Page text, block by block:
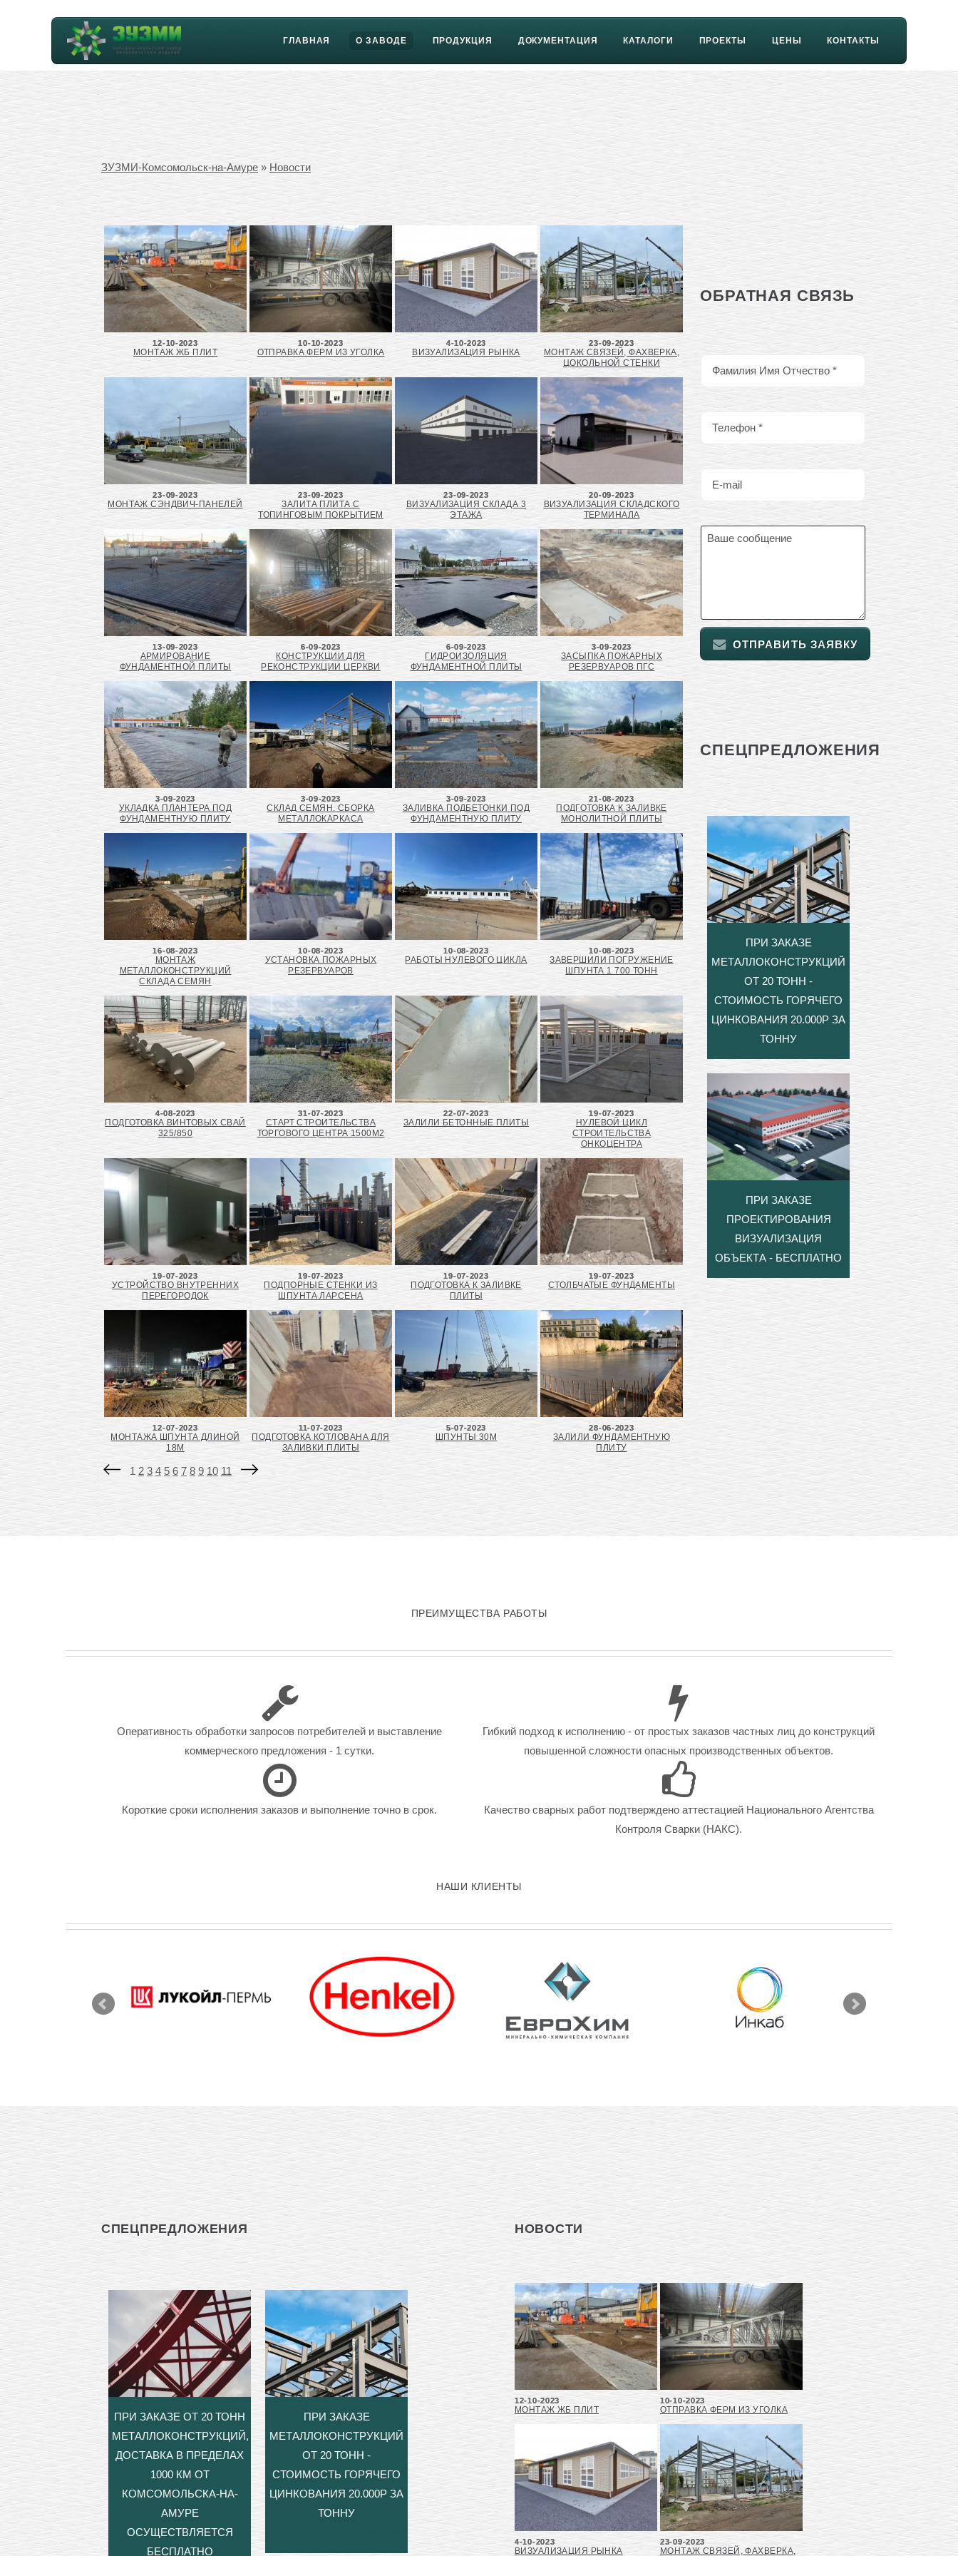
ГЛАВНАЯ О ЗАВОДЕ ПРОДУКЦИЯ ДОКУМЕНТАЦИЯ КАТАЛОГИ ПРОЕКТЫ ЦЕНЫ КОНТАКТЫ
ЗУЗМИ-Комсомольск-на-Амуре » Новости
12-10-2023
МОНТАЖ ЖБ ПЛИТ
10-10-2023
ОТПРАВКА ФЕРМ ИЗ УГОЛКА
4-10-2023
ВИЗУАЛИЗАЦИЯ РЫНКА
23-09-2023
МОНТАЖ СВЯЗЕЙ, ФАХВЕРКА,
ЦОКОЛЬНОЙ СТЕНКИ
23-09-2023
МОНТАЖ СЭНДВИЧ-ПАНЕЛЕЙ
23-09-2023
ЗАЛИТА ПЛИТА С
ТОПИНГОВЫМ ПОКРЫТИЕМ
23-09-2023
ВИЗУАЛИЗАЦИЯ СКЛАДА 3
ЭТАЖА
20-09-2023
ВИЗУАЛИЗАЦИЯ СКЛАДСКОГО
ТЕРМИНАЛА
13-09-2023
АРМИРОВАНИЕ
ФУНДАМЕНТНОЙ ПЛИТЫ
6-09-2023
КОНСТРУКЦИИ ДЛЯ
РЕКОНСТРУКЦИИ ЦЕРКВИ
6-09-2023
ГИДРОИЗОЛЯЦИЯ
ФУНДАМЕНТНОЙ ПЛИТЫ
3-09-2023
ЗАСЫПКА ПОЖАРНЫХ
РЕЗЕРВУАРОВ ПГС
3-09-2023
УКЛАДКА ПЛАНТЕРА ПОД
ФУНДАМЕНТНУЮ ПЛИТУ
3-09-2023
СКЛАД СЕМЯН. СБОРКА
МЕТАЛЛОКАРКАСА
3-09-2023
ЗАЛИВКА ПОДБЕТОНКИ ПОД
ФУНДАМЕНТНУЮ ПЛИТУ
21-08-2023
ПОДГОТОВКА К ЗАЛИВКЕ
МОНОЛИТНОЙ ПЛИТЫ
16-08-2023
МОНТАЖ
МЕТАЛЛОКОНСТРУКЦИЙ
СКЛАДА СЕМЯН
10-08-2023
УСТАНОВКА ПОЖАРНЫХ
РЕЗЕРВУАРОВ
10-08-2023
РАБОТЫ НУЛЕВОГО ЦИКЛА
10-08-2023
ЗАВЕРШИЛИ ПОГРУЖЕНИЕ
ШПУНТА 1 700 ТОНН
4-08-2023
ПОДГОТОВКА ВИНТОВЫХ СВАЙ
325/850
31-07-2023
СТАРТ СТРОИТЕЛЬСТВА
ТОРГОВОГО ЦЕНТРА 1500М2
22-07-2023
ЗАЛИЛИ БЕТОННЫЕ ПЛИТЫ
19-07-2023
НУЛЕВОЙ ЦИКЛ
СТРОИТЕЛЬСТВА
ОНКОЦЕНТРА
19-07-2023
УСТРОЙСТВО ВНУТРЕННИХ
ПЕРЕГОРОДОК
19-07-2023
ПОДПОРНЫЕ СТЕНКИ ИЗ
ШПУНТА ЛАРСЕНА
19-07-2023
ПОДГОТОВКА К ЗАЛИВКЕ
ПЛИТЫ
19-07-2023
СТОЛБЧАТЫЕ ФУНДАМЕНТЫ
12-07-2023
МОНТАЖА ШПУНТА ДЛИНОЙ
18М
11-07-2023
ПОДГОТОВКА КОТЛОВАНА ДЛЯ
ЗАЛИВКИ ПЛИТЫ
5-07-2023
ШПУНТЫ 30М
28-06-2023
ЗАЛИЛИ ФУНДАМЕНТНУЮ
ПЛИТУ
1 2 3 4 5 6 7 8 9 10 11
ОБРАТНАЯ СВЯЗЬ
ОТПРАВИТЬ ЗАЯВКУ
СПЕЦПРЕДЛОЖЕНИЯ
ПРИ ЗАКАЗЕ
МЕТАЛЛОКОНСТРУКЦИЙ
ОТ 20 ТОНН -
СТОИМОСТЬ ГОРЯЧЕГО
ЦИНКОВАНИЯ 20.000Р ЗА
ТОННУ
ПРИ ЗАКАЗЕ
ПРОЕКТИРОВАНИЯ
ВИЗУАЛИЗАЦИЯ
ОБЪЕКТА - БЕСПЛАТНО
ПРЕИМУЩЕСТВА РАБОТЫ
Оперативность обработки запросов потребителей и выставление
коммерческого предложения - 1 сутки.
Гибкий подход к исполнению - от простых заказов частных лиц до конструкций
повышенной сложности опасных производственных объектов.
Короткие сроки исполнения заказов и выполнение точно в срок.
Качество сварных работ подтверждено аттестацией Национального Агентства
Контроля Сварки (НАКС).
НАШИ КЛИЕНТЫ
СПЕЦПРЕДЛОЖЕНИЯ
ПРИ ЗАКАЗЕ ОТ 20 ТОНН
МЕТАЛЛОКОНСТРУКЦИЙ,
ДОСТАВКА В ПРЕДЕЛАХ
1000 КМ ОТ
КОМСОМОЛЬСКА-НА-
АМУРЕ
ОСУЩЕСТВЛЯЕТСЯ
БЕСПЛАТНО
ПРИ ЗАКАЗЕ
МЕТАЛЛОКОНСТРУКЦИЙ
ОТ 20 ТОНН -
СТОИМОСТЬ ГОРЯЧЕГО
ЦИНКОВАНИЯ 20.000Р ЗА
ТОННУ
НОВОСТИ
12-10-2023
МОНТАЖ ЖБ ПЛИТ
10-10-2023
ОТПРАВКА ФЕРМ ИЗ УГОЛКА
4-10-2023
ВИЗУАЛИЗАЦИЯ РЫНКА
23-09-2023
МОНТАЖ СВЯЗЕЙ, ФАХВЕРКА,